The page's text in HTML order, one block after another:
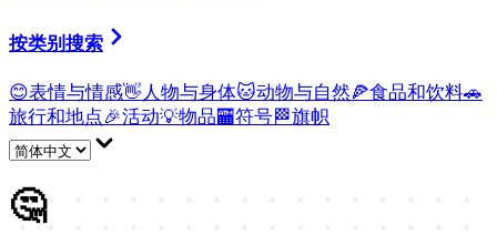
按类别搜索
😊表情与情感👋 人物与身体🐱动物与自然🍕食品和饮料🚗
旅行和地点🎉活动💡物品🏧符号🏁旗帜
🤔